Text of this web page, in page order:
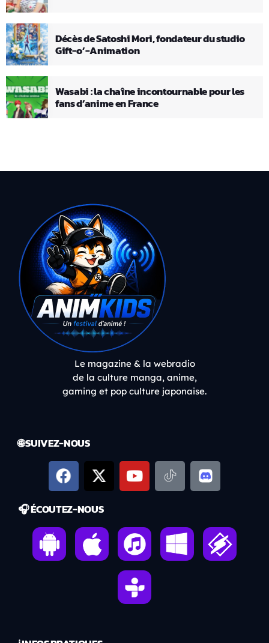
Décès de Satoshi Mori, fondateur du studio
Gift-o’-Animation
Wasabi : la chaîne incontournable pour les
fans d’anime en France
Le magazine & la webradio
de la culture manga, anime,
gaming et pop culture japonaise.
🌐 SUIVEZ-NOUS
🎧 ÉCOUTEZ-NOUS